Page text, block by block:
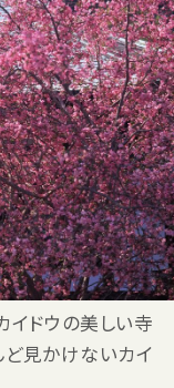
ドウの美しい寺
見かけないカイ